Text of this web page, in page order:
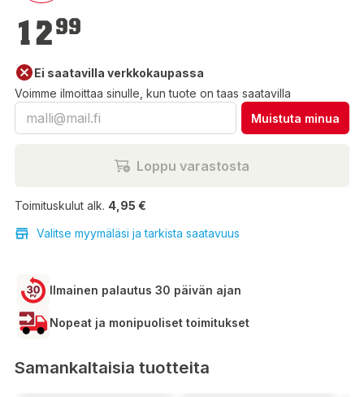
12,99 €
1299
Ei saatavilla verkkokaupassa
Voimme ilmoittaa sinulle, kun tuote on taas saatavilla
Muistuta minua
Loppu varastosta
Toimituskulut alk. 4,95 €
Valitse myymäläsi ja tarkista saatavuus
Ilmainen palautus 30 päivän ajan
Nopeat ja monipuoliset toimitukset
Samankaltaisia tuotteita